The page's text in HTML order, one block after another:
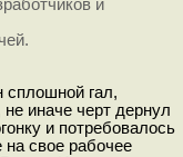
и
сплошной гал,
иначе черт дернул
и потребовалось
на свое рабочее